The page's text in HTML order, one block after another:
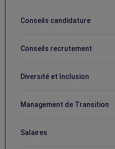
Conseils candidature
Conseils recrutement
Diversité et Inclusion
Management de Transition
Salaires